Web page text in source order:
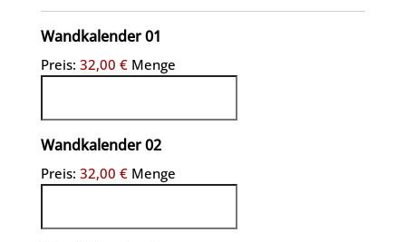
Wandkalender 01
Preis: 32,00 € Menge
Wandkalender 02Menge
Preis: 32,00 € Menge